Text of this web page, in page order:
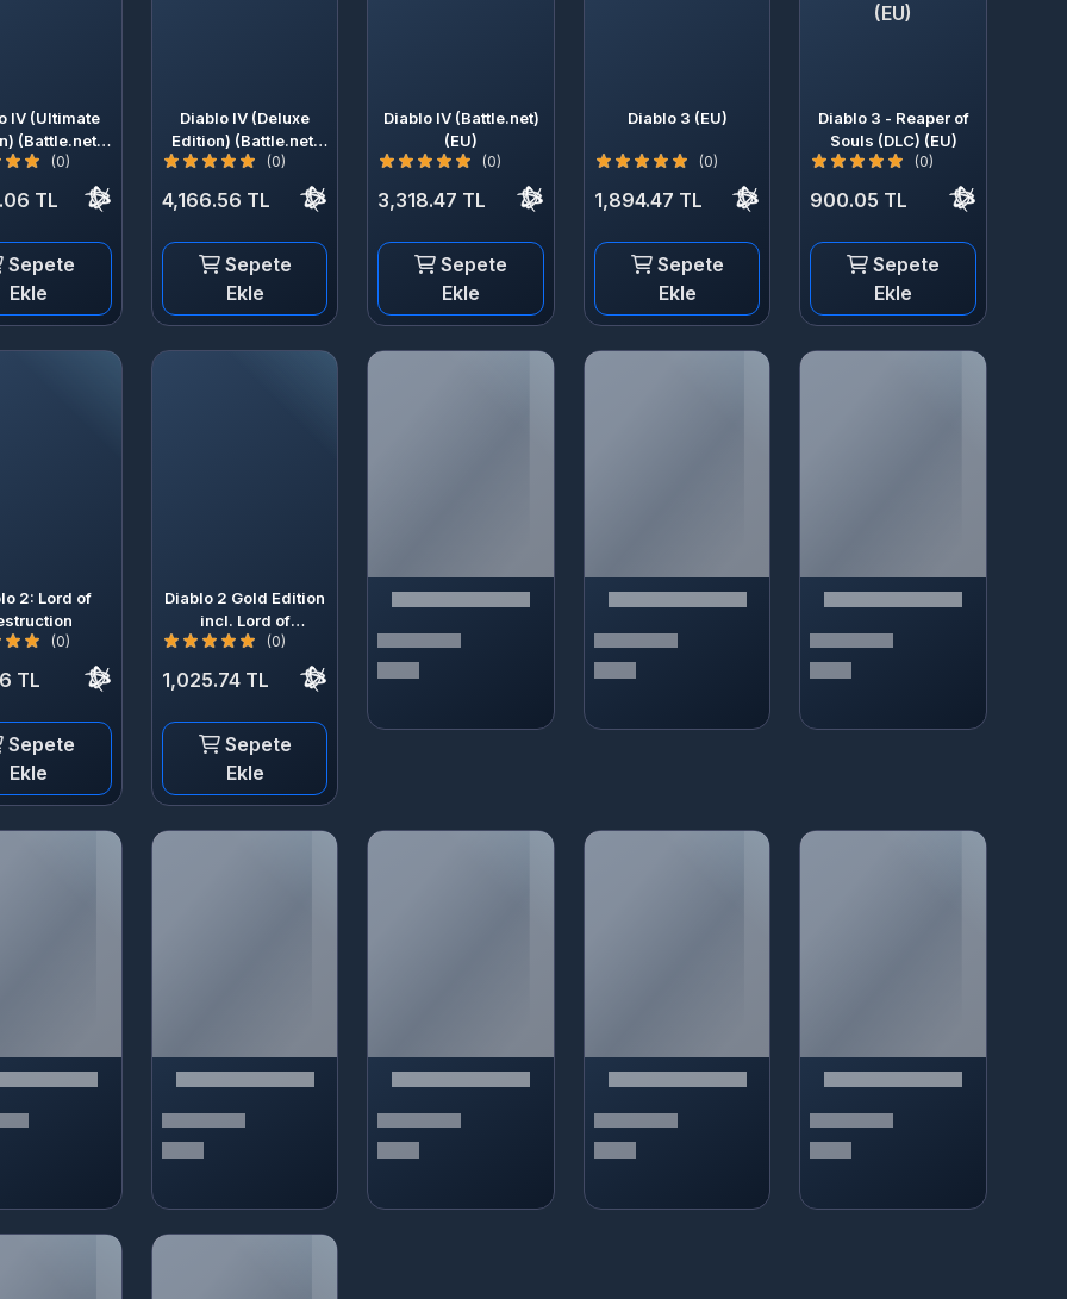
IV (Ultimate
(Battle.net)
(EU)
(0)
TL
Sepete
Ekle
Diablo IV (Deluxe
Edition) (Battle.net)
(EU)
(0)
4,166.56 TL
Sepete
Ekle
Diablo IV (Battle.net)
(EU)
(0)
3,318.47 TL
Sepete
Ekle
Diablo 3 (EU)
(0)
1,894.47 TL
Sepete
Ekle
(EU)
Diablo 3 - Reaper of
Souls (DLC) (EU)
(0)
900.05 TL
Sepete
Ekle
2: Lord of
(0)
TL
Sepete
Ekle
Diablo 2 Gold Edition
incl. Lord of
Destruction
(0)
1,025.74 TL
Sepete
Ekle